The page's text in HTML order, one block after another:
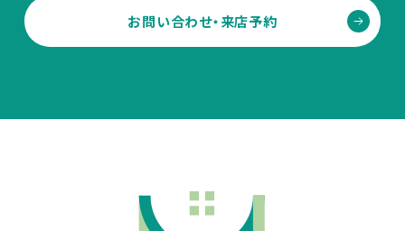
お問い合わせ・来店予約